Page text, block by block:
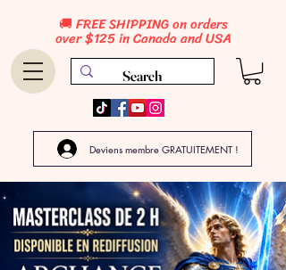
🚚 FREE SHIPPING on orders
over $125 in Canada and USA
Deviens membre GRATUITEMENT !